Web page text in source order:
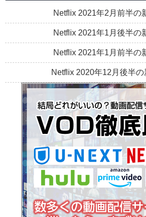
Netflix 2021年2月前半の
Netflix 2021年1月後半の
Netflix 2021年1月前半の
Netflix 2020年12月後半の